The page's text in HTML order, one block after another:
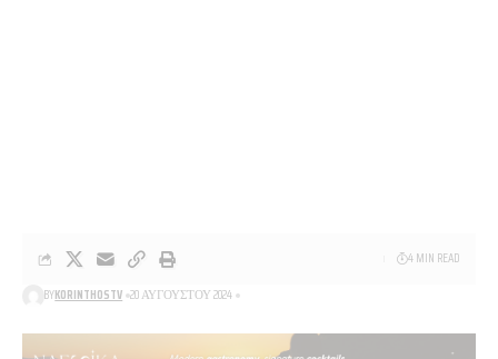
BYKORINTHOSTV 20 ΑΥΓΟΎΣΤΟΥ 2024
4 MIN READ